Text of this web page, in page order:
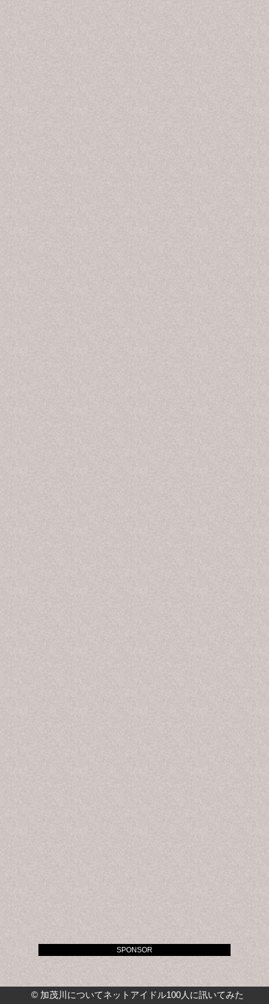
© 加茂川についてネットアイドル100人に訊いてみた
SPONSOR